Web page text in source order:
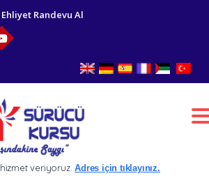
Ehliyet Randevu Al
hizmet veriyoruz.Adres için tıklayınız.